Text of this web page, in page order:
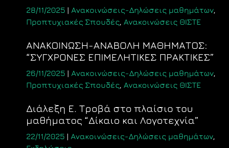
28/11/2025 | Ανακοινώσεις-Δηλώσεις μαθημάτων,
Προπτυχιακές Σπουδές, Ανακοινώσεις ΘΙΣΤΕ
AΝΑΚΟΙΝΩΣΗ-ΑΝΑΒΟΛΗ ΜΑΘΗΜΑΤΟΣ:
“ΣΥΓΧΡΟΝΕΣ ΕΠΙΜΕΛΗΤΙΚΕΣ ΠΡΑΚΤΙΚΕΣ”
26/11/2025 | Ανακοινώσεις-Δηλώσεις μαθημάτων,
Προπτυχιακές Σπουδές, Ανακοινώσεις ΘΙΣΤΕ
Διάλεξη Ε. Τροβά στο πλαίσιο του
μαθήματος “Δίκαιο και Λογοτεχνία”
22/11/2025 | Ανακοινώσεις-Δηλώσεις μαθημάτων,